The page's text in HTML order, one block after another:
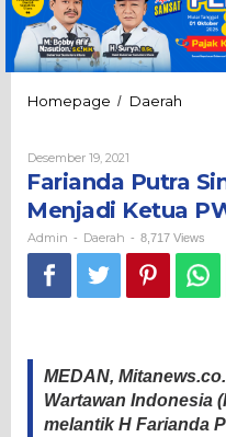
Homepage / Daerah
Resmi
Ketua
PWI
Sumut
Desember 19, 2021
Farianda Putra
Menjadi Ketua
Admin - Daerah - 8,717 Views
MEDAN,
Wartawan Indonesia
melantik H Farianda